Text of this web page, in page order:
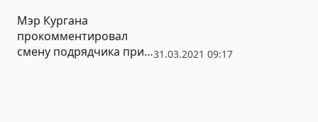
31.03.2021 09:17
Мэр Кургана
прокомментировал
смену подрядчика при